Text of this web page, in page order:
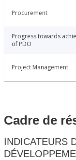
Procurement
Progress towards
of PDO
Project Management
Cadre de
INDICATEURS